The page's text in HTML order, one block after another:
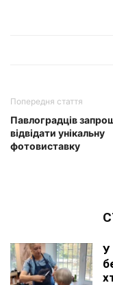
Попередня стаття
Павлоградців
відвідати унікальну
фотовиставку
У